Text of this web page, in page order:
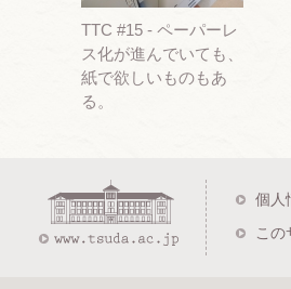
TTC #15 - ペーパーレ
ス化が進んでいても、
紙で欲しいものもあ
る。
個人
この